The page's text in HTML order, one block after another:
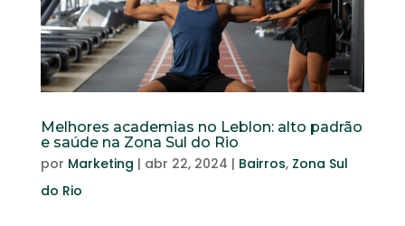
Melhores academias no Leblon: alto padrão
e saúde na Zona Sul do Rio
por Marketing | abr 22, 2024 | Bairros, Zona Sul
do Rio